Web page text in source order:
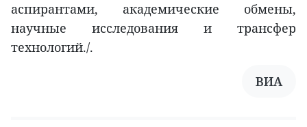
аспирантами, академические обмены,
научные исследования и трансфер
технологий./.
ВИА